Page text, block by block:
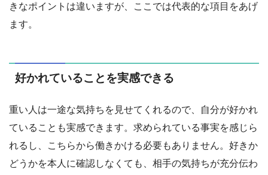
きなポイントは違いますが、ここでは代表的な項目をあげ
ます。
好かれていることを実感できる
重い人は一途な気持ちを見せてくれるので、自分が好かれ
ていることも実感できます。求められている事実を感じら
れるし、こちらから働きかける必要もありません。好きか
どうかを本人に確認しなくても、相手の気持ちが充分伝わ